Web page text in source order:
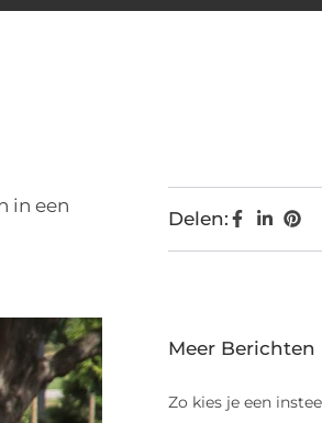
in een
Delen:
Meer Berichten
Zo kies je een